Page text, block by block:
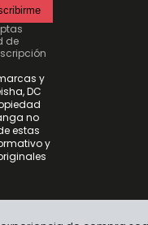
de
y
DC
no
estas
y